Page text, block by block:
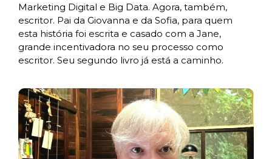
Marketing Digital e Big Data. Agora, também,
escritor. Pai da Giovanna e da Sofia, para quem
esta história foi escrita e casado com a Jane,
grande incentivadora no seu processo como
escritor. Seu segundo livro já está a caminho.